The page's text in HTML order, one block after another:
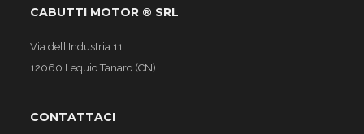
CABUTTI MOTOR ® SRL
Via dell’Industria 11
12060 Lequio Tanaro (CN)
CONTATTACI